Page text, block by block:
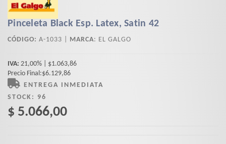
Pinceleta Black Esp. Latex, Satin 42
CÓDIGO: A-1033 | MARCA: EL GALGO
IVA: 21,00% | $1.063,86
Precio Final:$6.129,86
ENTREGA INMEDIATA
STOCK: 96
$ 5.066,00